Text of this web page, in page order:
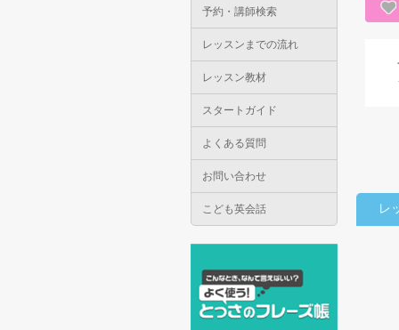
予約・講師検索
レッスンまでの流れ
レッスン教材
スタートガイド
よくある質問
お問い合わせ
こども英会話 レ